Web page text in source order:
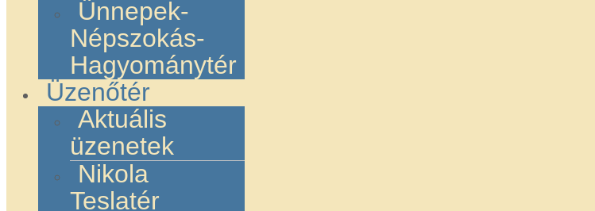
Ünnepek-
Népszokás-
Hagyománytér
Üzenőtér
Aktuális
üzenetek
Nikola
Teslatér